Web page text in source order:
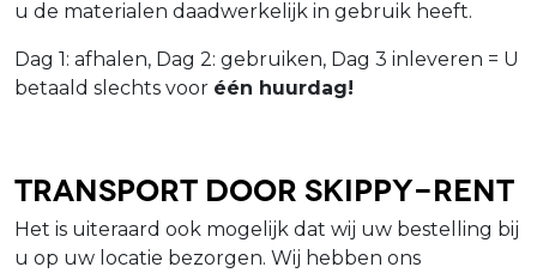
u de materialen daadwerkelijk in gebruik heeft.
Dag 1: afhalen, Dag 2: gebruiken, Dag 3 inleveren = U
betaald slechts voor één huurdag!
Transport door Skippy-Rent
Het is uiteraard ook mogelijk dat wij uw bestelling bij
u op uw locatie bezorgen. Wij hebben ons